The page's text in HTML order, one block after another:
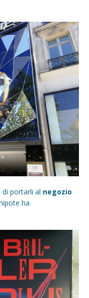
portarli al negozio
ha